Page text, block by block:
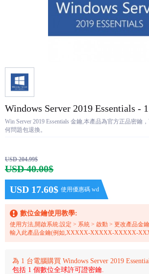
Windows Server 2019 Essentials -
Win Server 2019 Essentials 金鑰,本產品為官方正品密鑰
何問題包退換。
USD 204.99$
USD 40.00$
USD 17.60$ 使用優惠碼 wd
數位金鑰使用教學:
使用方法,開啟系統:設定 > 系統 > 啟動 > 更改產品金鑰
輸入此產品金鑰(例如,XXXXX-XXXXX-XXXXX-
為 1 台電腦購買 Windows Server 2019
包括 1 個數位全球許可證密鑰.